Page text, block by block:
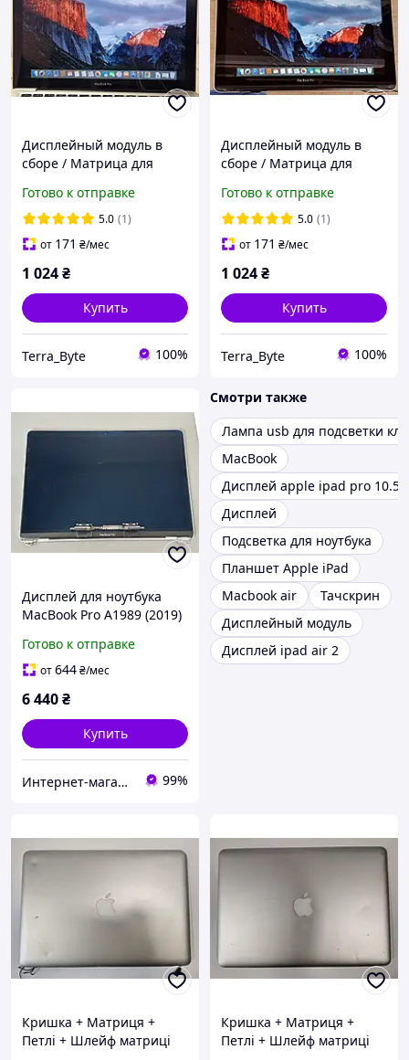
Дисплейный модуль в
сборе / Матрица для
A1278 (Mid 2010) б/у
Оригинал
Готово к отправке
5.0 (1)
от 171 ₴/мес
1 024₴
Купить
Terra_Byte 100%
Дисплейный модуль в
сборе / Матрица для
A1278 (Only 2011) б/у
Оригинал
Готово к отправке
5.0 (1)
от 171 ₴/мес
1 024₴
Купить
Terra_Byte 100%
Дисплей для ноутбука
MacBook Pro A1989 (2019)
Готово к отправке
от644₴/мес
6 440₴
Купить
Интернет-магазин "Stereopulse" 99%
Смотри также
Лампа usb для подсветки
MacBook
Дисплей apple ipad pro 10.5
Дисплей
Подсветка для ноутбука
Планшет Apple iPad
Macbook air
Тачскрин
Дисплейный модуль
Дисплей ipad air 2
Кришка + Матриця +
Петлі + Шлейф матриці
Кришка + Матриця +
Петлі + Шлейф матриці